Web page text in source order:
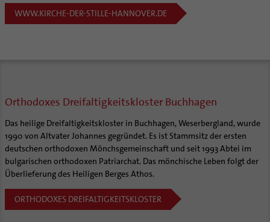
WWW.KIRCHE-DER-STILLE-HANNOVER.DE
Orthodoxes Dreifaltigkeitskloster Buchhagen
Das heilige Dreifaltigkeitskloster in Buchhagen, Weserbergland, wurde
1990 von Altvater Johannes gegründet. Es ist Stammsitz der ersten
deutschen orthodoxen Mönchsgemeinschaft und seit 1993 Abtei im
bulgarischen orthodoxen Patriarchat. Das mönchische Leben folgt der
Überlieferung des Heiligen Berges Athos.
ORTHODOXES DREIFALTIGKEITSKLOSTER